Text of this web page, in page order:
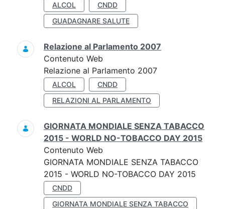
ALCOL
CNDD
GUADAGNARE SALUTE
Relazione al Parlamento 2007
Contenuto Web
Relazione al Parlamento 2007
ALCOL
CNDD
RELAZIONI AL PARLAMENTO
GIORNATA MONDIALE SENZA TABACCO
2015 - WORLD NO-TOBACCO DAY 2015
Contenuto Web
GIORNATA MONDIALE SENZA TABACCO
2015 - WORLD NO-TOBACCO DAY 2015
CNDD
GIORNATA MONDIALE SENZA TABACCO